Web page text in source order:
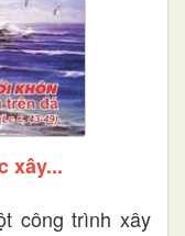
xây...
công trình xây